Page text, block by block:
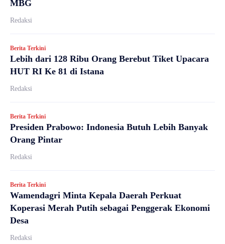
MBG
Redaksi
Berita Terkini
Lebih dari 128 Ribu Orang Berebut Tiket Upacara
HUT RI Ke 81 di Istana
Redaksi
Berita Terkini
Presiden Prabowo: Indonesia Butuh Lebih Banyak
Orang Pintar
Redaksi
Berita Terkini
Wamendagri Minta Kepala Daerah Perkuat
Koperasi Merah Putih sebagai Penggerak Ekonomi
Desa
Redaksi